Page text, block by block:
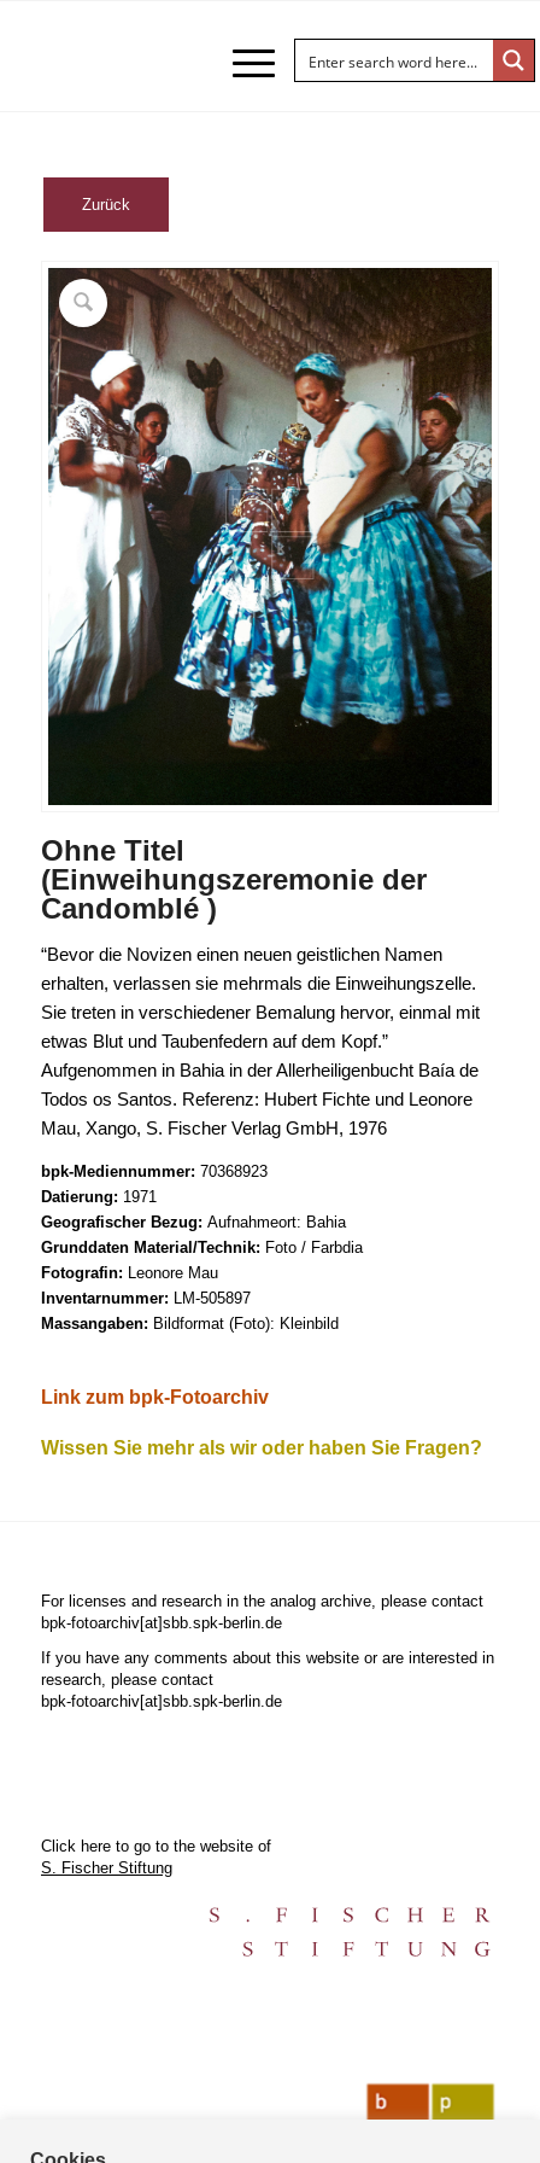
Ohne Titel
(Einweihungszeremonie der
Candomblé )
“Bevor die Novizen einen neuen geistlichen Namen
erhalten, verlassen sie mehrmals die Einweihungszelle.
Sie treten in verschiedener Bemalung hervor, einmal mit
etwas Blut und Taubenfedern auf dem Kopf.”
Aufgenommen in Bahia in der Allerheiligenbucht Baía de
Todos os Santos. Referenz: Hubert Fichte und Leonore
Mau, Xango, S. Fischer Verlag GmbH, 1976
bpk-Mediennummer: 70368923
Datierung: 1971
Geografischer Bezug: Aufnahmeort: Bahia
Grunddaten Material/Technik: Foto / Farbdia
Fotografin:
Leonore Mau
Inventarnummer:
LM-505897
Massangaben: Bildformat (Foto): Kleinbild
Link zum bpk-Fotoarchiv
Wissen Sie mehr als wir oder haben Sie Fragen?
For licenses and research in the analog archive, please contact
bpk-fotoarchiv[at]sbb.spk-berlin.de
If you have any comments about this website or are interested in
research, please contact
bpk-fotoarchiv[at]sbb.spk-berlin.de
Click here to go to the website of
S. Fischer Stiftung